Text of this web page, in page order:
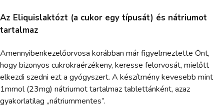
Az Eliquislaktózt (a cukor egy típusát) és nátriumot
tartalmaz
Amennyibenkezelőorvosa korábban már figyelmeztette Önt,
hogy bizonyos cukrokraérzékeny, keresse felorvosát, mielőtt
elkezdi szedni ezt a gyógyszert. A készítmény kevesebb mint
1mmol (23mg) nátriumot tartalmaz tablettánként, azaz
gyakorlatilag „nátriummentes”.